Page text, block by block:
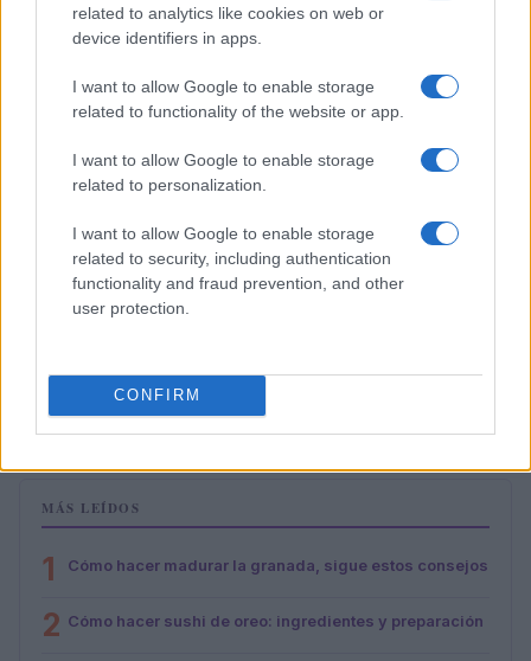
related to analytics like cookies on web or
device identifiers in apps.
I want to allow Google to enable storage
related to functionality of the website or app.
I want to allow Google to enable storage
related to personalization.
I want to allow Google to enable storage
related to security, including authentication
functionality and fraud prevention, and other
user protection.
CONFIRM
Gastronomía Pepe Rodríguez, un chef autodidacta y
apasionado, revela su fascinante trayectoria en el…
MÁS LEÍDOS
1 Cómo hacer madurar la granada, sigue estos consejos
2 Cómo hacer sushi de oreo: ingredientes y preparación